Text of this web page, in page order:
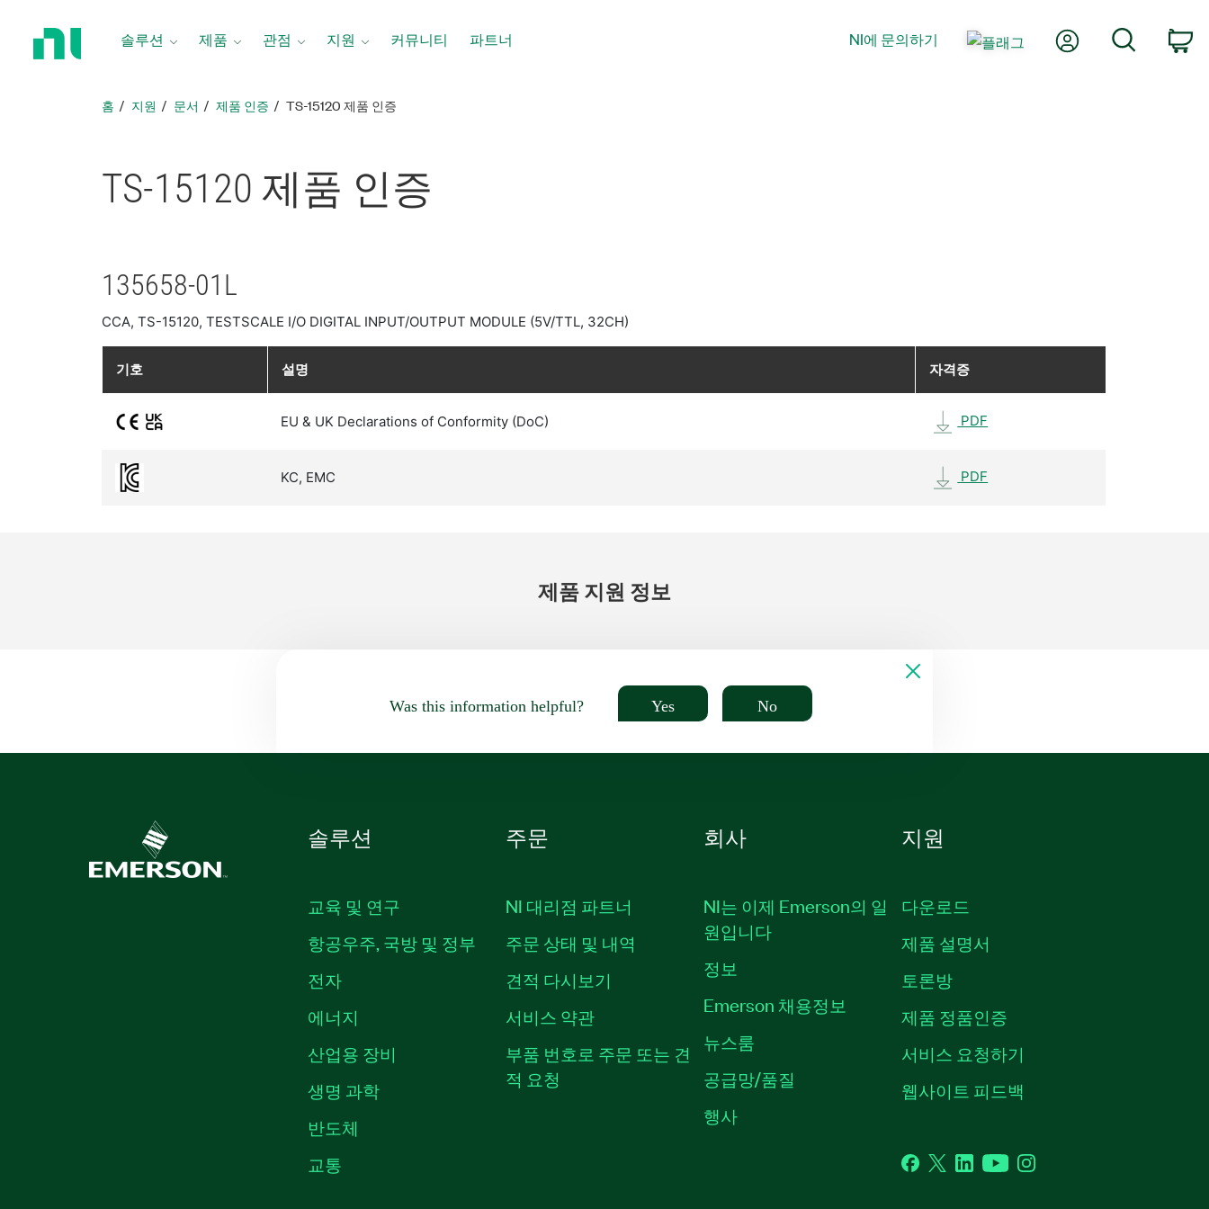
솔루션 제품 관점 지원 커뮤니티 파트너 NI에 문의하기 내 계정
홈 지원 문서 제품 인증 TS-15120 제품 인증
TS-15120 제품 인증
135658-01L
CCA, TS-15120, TESTSCALE I/O DIGITAL INPUT/OUTPUT MODULE (5V/TTL, 32CH)
기호 설명 자격증
EU & UK Declarations of Conformity (DoC) PDF
KC, EMC PDF
제품 지원 정보
Was this information helpful? Yes No
솔루션
교육 및 연구
항공우주, 국방 및 정부
전자
에너지
산업용 장비
생명 과학
반도체
교통
주문
NI 대리점 파트너
주문 상태 및 내역
견적 다시보기
서비스 약관
부품 번호로 주문 또는 견
적 요청
회사
NI는 이제 Emerson의 일
원입니다
정보
Emerson 채용정보
뉴스룸
공급망/품질
행사
지원
다운로드
제품 설명서
토론방
제품 정품인증
서비스 요청하기
웹사이트 피드백
Facebook
TwitterLinkedInYouTubeInstagram